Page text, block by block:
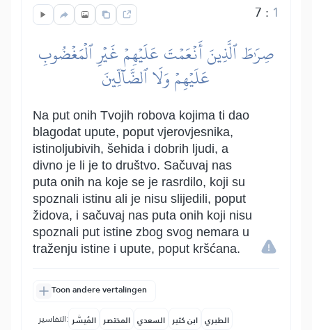
7 : 1
صِرَٰطَ ٱلَّذِينَ أَنۡعَمۡتَ عَلَيۡهِمۡ غَيۡرِ ٱلۡمَغۡضُوبِ
عَلَيۡهِمۡ وَلَا ٱلضَّآلِّينَ
Na put onih Tvojih robova kojima ti dao
blagodat upute, poput vjerovjesnika,
istinoljubivih, šehida i dobrih ljudi, a
divno je li je to društvo. Sačuvaj nas
puta onih na koje se je rasrdilo, koji su
spoznali istinu ali je nisu slijedili, poput
židova, i sačuvaj nas puta onih koji nisu
spoznali put istine zbog svog nemara u
traženju istine i upute, poput kršćana.
Toon andere vertalingen
التفاسير: المُيسَّر المختصر السعدي ابن كثير الطبري